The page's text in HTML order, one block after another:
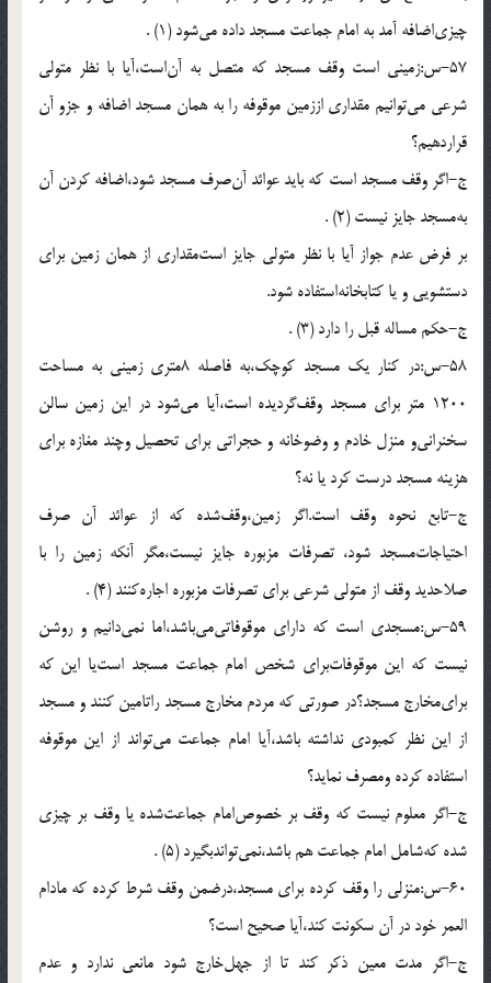
چيزى‌اضافه آمد به امام جماعت مسجد داده مى‌شود (1) .
57-س:زمينى است وقف مسجد كه متصل به آن‌است،آيا با نظر متولى
شرعى مى‌توانيم مقدارى اززمين موقوفه را به همان مسجد اضافه و جزو آن
قراردهيم؟
ج-اگر وقف مسجد است كه بايد عوائد آن‌صرف مسجد شود،اضافه كردن آن
به‌مسجد جايز نيست (2) .
بر فرض عدم جواز آيا با نظر متولى جايز است‌مقدارى از همان زمين براى
دستشويى و يا كتابخانه‌استفاده شود.
ج-حكم مساله قبل را دارد (3) .
58-س:در كنار يك مسجد كوچك،به فاصله 8مترى زمينى به مساحت
1200 متر براى مسجد وقف‌گرديده است،آيا مى‌شود در اين زمين سالن
سخنرانى‌و منزل خادم و وضوخانه و حجراتى براى تحصيل وچند مغازه براى
هزينه مسجد درست كرد يا نه؟
ج-تابع نحوه وقف است.اگر زمين،وقف‌شده كه از عوائد آن صرف
احتياجات‌مسجد شود، تصرفات مزبوره جايز نيست،مگر آنكه زمين را با
صلاحديد وقف از متولى شرعى براى تصرفات مزبوره اجاره‌كنند (4) .
59-س:مسجدى است كه داراى موقوفاتى‌مى‌باشد،اما نمى‌دانيم و روشن
نيست كه اين موقوفات‌براى شخص امام جماعت مسجد است‌يا اين كه
براى‌مخارج مسجد؟در صورتى كه مردم مخارج مسجد راتامين كنند و مسجد
از اين نظر كمبودى نداشته باشد،آيا امام جماعت مى‌تواند از اين موقوفه
استفاده كرده ومصرف نمايد؟
ج-اگر معلوم نيست كه وقف بر خصوص‌امام جماعت‌شده يا وقف بر چيزى
شده كه‌شامل امام جماعت هم باشد،نمى‌تواندبگيرد (5) .
60-س:منزلى را وقف كرده براى مسجد،درضمن وقف شرط كرده كه مادام
العمر خود در آن سكونت كند،آيا صحيح است؟
ج-اگر مدت معين ذكر كند تا از جهل‌خارج شود مانعى ندارد و عدم